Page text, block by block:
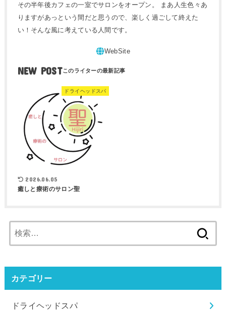
その半年後カフェの一室でサロンをオープン。 まあ人生色々あ
りますがあっという間だと思うので、楽しく過ごして終えた
い！そんな風に考えている人間です。
NEW POST
ドライヘッドスパ
2026.06.05
癒しと療術のサロン聖
索:
カテゴリー
ドライヘッドスパ